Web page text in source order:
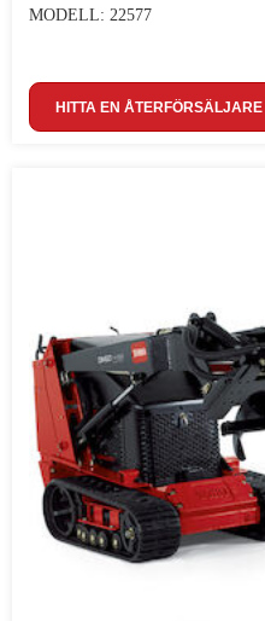
MODELL: 22577
HITTA EN ÅTERFÖRSÄLJARE